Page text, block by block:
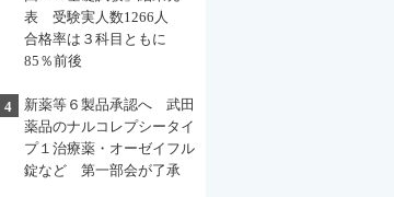
表 受験実人数1266人
合格率は３科目ともに
85％前後
4
新薬等６製品承認へ 武田
薬品のナルコレプシータイ
プ１治療薬・オーゼイフル
錠など 第一部会が了承